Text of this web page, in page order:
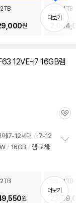
치
기
원
SSD 4TB
더보기
12VE-i7 16GB램
관
어i7-12세대 / i7-12
/ 16GB / 램 교체:
치
기
원
SSD 4TB
더보기